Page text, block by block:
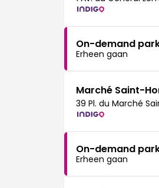
On-demand
Erheen gaan
Marché Saint-
39 Pl. du Marché
On-demand
Erheen gaan